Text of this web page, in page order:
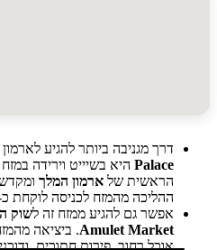
דרך מגניבה ביותר להגיע לארמון
Palaceהיא בשיייט וירידה במזח זה,
הראשית שלארמון המלך ומקדש
ההליכה מהמזח לכניסה לוקחת כ-5 דקות
אפשר גם להגיע ממזח זה לשוק האוכל
Amulet Market. ביציאה מהמזח
אוכל רחוב, פירות חתוכים, ודוכנים